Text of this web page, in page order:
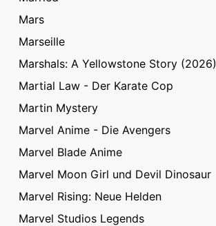
Mars
Marseille
Marshals: A Yellowstone Story (2026)
Martial Law - Der Karate Cop
Martin Mystery
Marvel Anime - Die Avengers
Marvel Blade Anime
Marvel Moon Girl und Devil Dinosaur
Marvel Rising: Neue Helden
Marvel Studios Legends